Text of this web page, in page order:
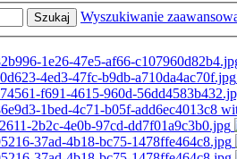
Szukaj
Wyszukiwanie